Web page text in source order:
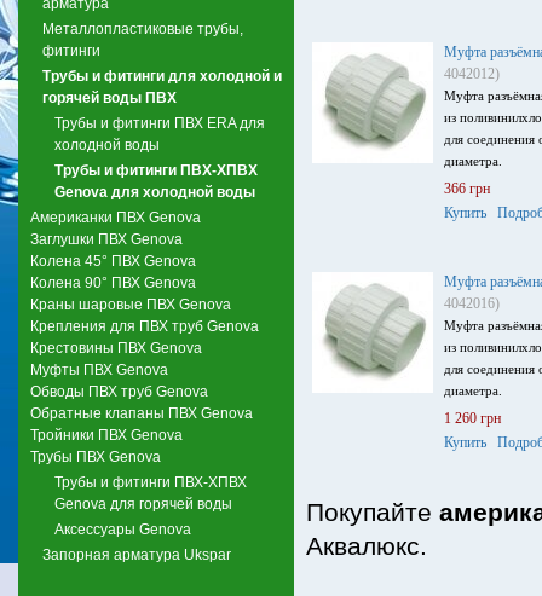
Металлопластиковые трубы,
фитинги
Трубы и фитинги для холодной и
горячей воды ПВХ
Трубы и фитинги ПВХ ERA для
холодной воды
Трубы и фитинги ПВХ-ХПВХ
Genova для холодной воды
Американки ПВХ Genova
Заглушки ПВХ Genova
Колена 45° ПВХ Genova
Колена 90° ПВХ Genova
Краны шаровые ПВХ Genova
Крепления для ПВХ труб Genova
Крестовины ПВХ Genova
Муфты ПВХ Genova
Обводы ПВХ труб Genova
Обратные клапаны ПВХ Genova
Тройники ПВХ Genova
Трубы ПВХ Genova
Трубы и фитинги ПВХ-ХПВХ
Genova для горячей воды
Аксессуары Genova
Запорная арматура Ukspar
Муфта
4042012)
Муфта
из
для
диаметра.
366 грн
Купить
Муфта
4042016)
Муфта
из
для
диаметра.
1 260 грн
Купить
Покупайте
Аквалюкс.